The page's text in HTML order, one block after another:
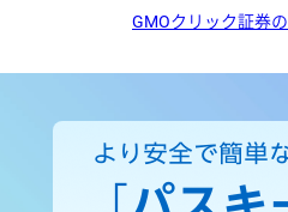
GMOクリック証券